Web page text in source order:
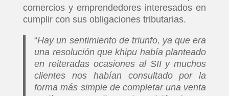
comercios y emprendedores interesados en
cumplir con sus obligaciones tributarias.
“Hay un sentimiento de triunfo, ya que era
una resolución que khipu había planteado
en reiteradas ocasiones al SII y muchos
clientes nos habían consultado por la
forma más simple de completar una venta